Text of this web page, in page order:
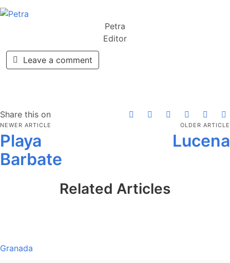
Petra
Editor
Leave a comment
Share this on
NEWER ARTICLE
Playa
Barbate
OLDER ARTICLE
Lucena
Related Articles
Granada